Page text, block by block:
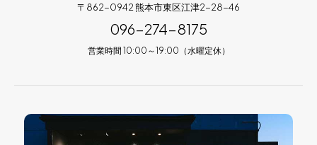
〒862-0942 熊本市東区江津2-28-46
096-274-8175
営業時間 10:00～19:00（水曜定休）